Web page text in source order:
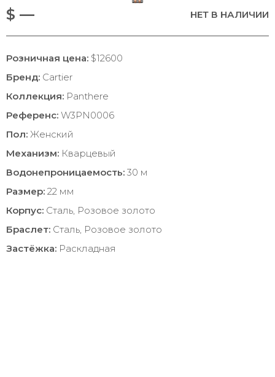
$ — НЕТ В НАЛИЧИИ
Розничная цена: $12600
Бренд: Cartier
Коллекция: Panthere
Референс: W3PN0006
Пол: Женский
Механизм: Кварцевый
Водонепроницаемость: 30 м
Размер: 22 мм
Корпус: Сталь, Розовое золото
Браслет: Сталь, Розовое золото
Застёжка: Раскладная